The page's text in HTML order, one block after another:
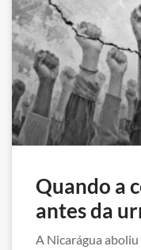
Quando a
antes da
A Nicarágua